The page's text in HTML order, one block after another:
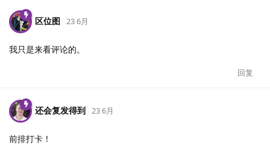
区位图 23 6月
我只是来看评论的。
回复
还会复发得到 23 6月
前排打卡！